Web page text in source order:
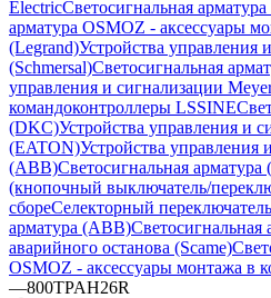
ElectricСветосигнальная
арматура OSMOZ - аксессуары
(Legrand)Устройства управления
(Schmersal)Светосигнальная
управления и сигнализации
командоконтроллеры LSSINE
(DKC)Устройства управления и
(EATON)Устройства управления
(ABB)Светосигнальная
(кнопочный выключатель/
сбореСелекторный
арматура (ABB)Светосигнальная
аварийного останова (Scame)
OSMOZ - аксессуары монтажа в
—800TPAH26R